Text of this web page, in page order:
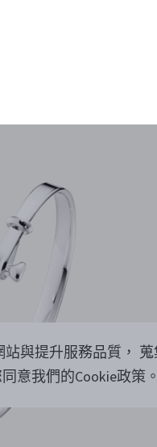
與提升服務品質，
意我們的Cookie政策。